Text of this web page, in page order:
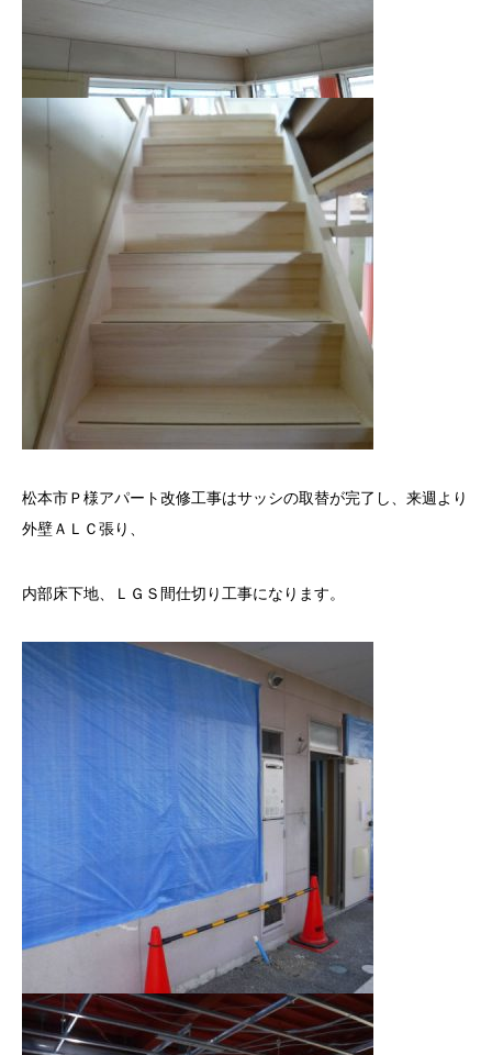
松本市Ｐ様アパート改修工事はサッシの取替が完了し、来週より
外壁ＡＬＣ張り、
内部床下地、ＬＧＳ間仕切り工事になります。